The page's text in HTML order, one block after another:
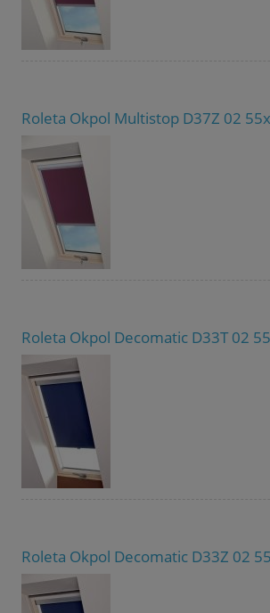
Roleta Okpol Multistop D37Z 02
Roleta Okpol Decomatic D33T 02
Roleta Okpol Decomatic D33Z 02